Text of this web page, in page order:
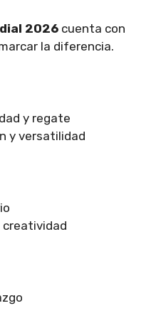
2026 cuenta con
la diferencia.
y regate
y versatilidad
creatividad